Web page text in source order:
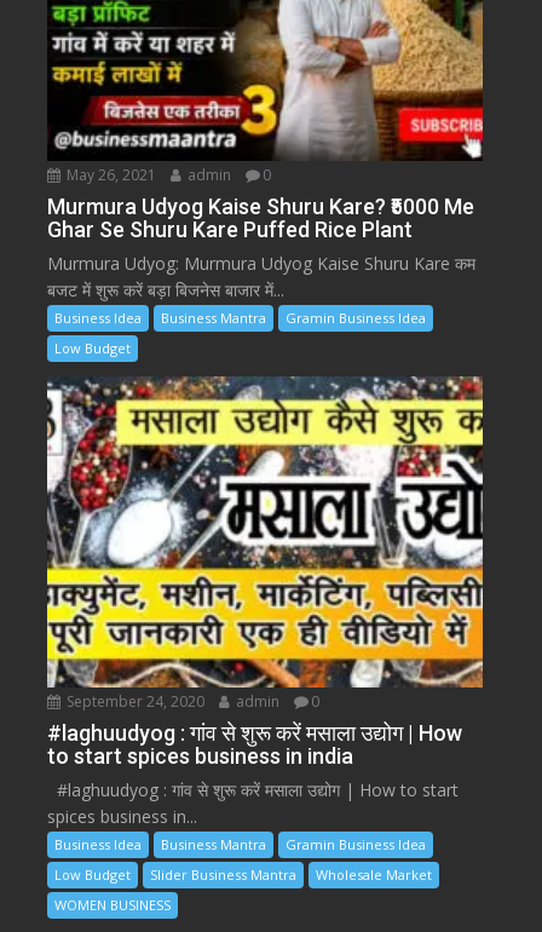
May 26, 2021 admin 0
Murmura Udyog Kaise Shuru Kare? ₹5000 Me
Ghar Se Shuru Kare Puffed Rice Plant
Murmura Udyog: Murmura Udyog Kaise Shuru Kare कम
बजट में शुरू करें बड़ा बिजनेस बाजार में...
Business Idea Business Mantra
Gramin Business Idea
Low Budget
September 24, 2020 admin 0
#laghuudyog : गांव से शुरू करें मसाला उद्योग | How
to start spices business in india
#laghuudyog : गांव से शुरू करें मसाला उद्योग | How to start
spices business in...
Business Idea Business Mantra
Gramin Business Idea
Low Budget
Slider Business Mantra
Wholesale Market
WOMEN BUSINESS